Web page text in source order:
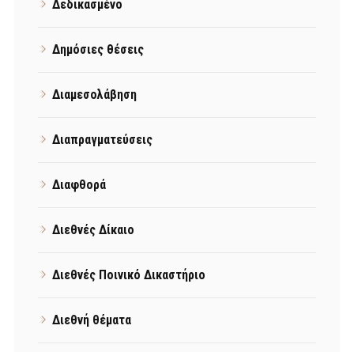
Δεδικασμένο
Δημόσιες θέσεις
Διαμεσολάβηση
Διαπραγματεύσεις
Διαφθορά
Διεθνές Δίκαιο
Διεθνές Ποινικό Δικαστήριο
Διεθνή θέματα